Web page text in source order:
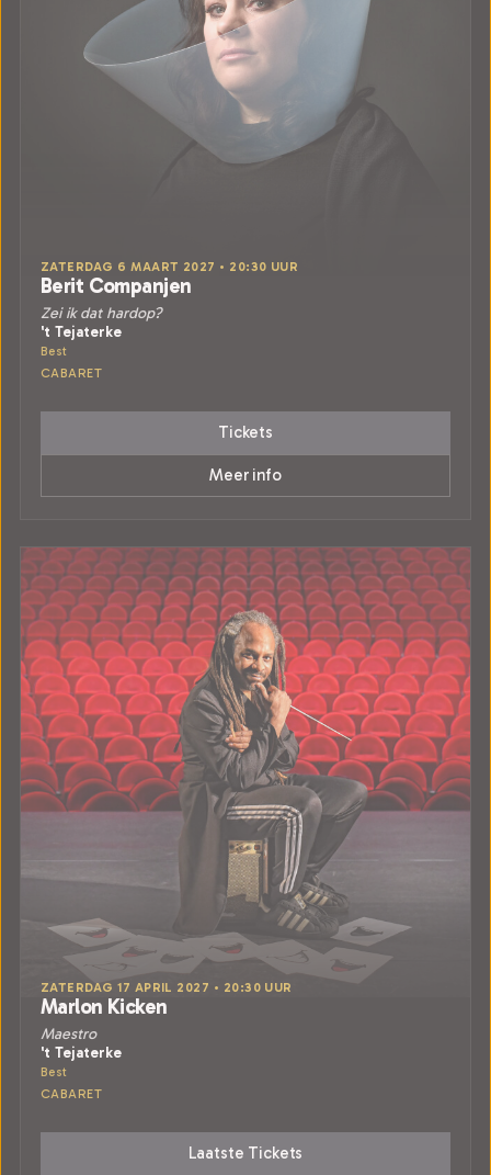
ZATERDAG 6 MAART 2027 • 20:30 UUR
Berit Companjen
Zei ik dat hardop?
't Tejaterke
Best
CABARET
Tickets
Meer info
ZATERDAG 17 APRIL 2027 • 20:30 UUR
Marlon Kicken
Maestro
't Tejaterke
Best
CABARET
Laatste Tickets